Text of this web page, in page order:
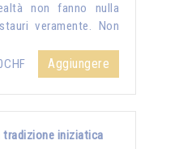
non fanno nulla
veramente. Non
Aggiungere
tradizione iniziatica